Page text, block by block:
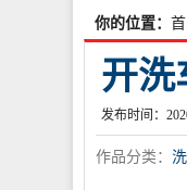
你的位置：
开洗
发布时间：
作品分类：